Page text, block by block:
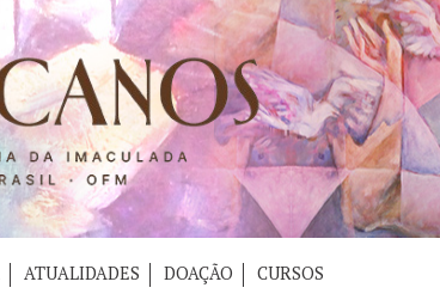
ATUALIDADES DOAÇÃO CURSOS